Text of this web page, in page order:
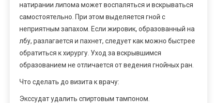
натирании липома может воспаляться и вскрываться
самостоятельно. При этом выделяется гной с
неприятным запахом. Если жировик, образованный на
лбу, разлагается и пахнет, следует как можно быстрее
обратиться к хирургу. Уход за вскрывшимся
образованием не отличается от ведения гнойных ран.
Что сделать до визита к врачу:
Экссудат удалить спиртовым тампоном.